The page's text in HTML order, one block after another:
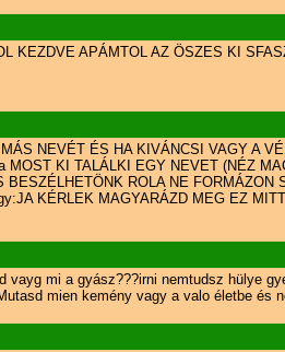
APÁMTOL AZ ÖSZES KI
NEVÉT ÉS HA KIVÁNCSI VAGY A
KI TALÁLKI EGY NEVET (NÉZ
ROLA NE
KÉRLEK MAGYARÁZD MEG EZ
mi a gyász???irni nemtudsz hülye
mien kemény vagy a valo életbe és